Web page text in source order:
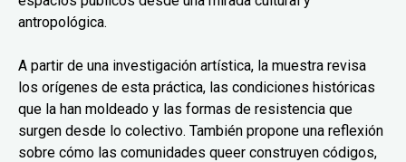
antropológica.
A partir de una investigación artística, la muestra revisa
los orígenes de esta práctica, las condiciones históricas
que la han moldeado y las formas de resistencia que
surgen desde lo colectivo. También propone una reflexión
sobre cómo las comunidades queer construyen códigos,